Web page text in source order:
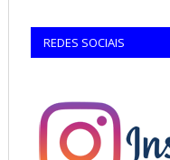
REDES SOCIAIS